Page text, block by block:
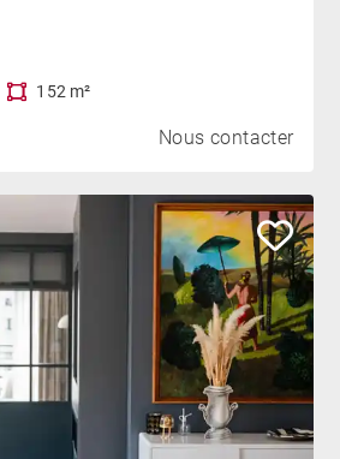
152 m²
Nous contacter